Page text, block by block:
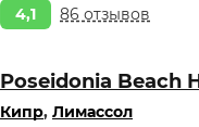
4,1 86 отзывов
Poseidonia Beach
Кипр, Лимассол